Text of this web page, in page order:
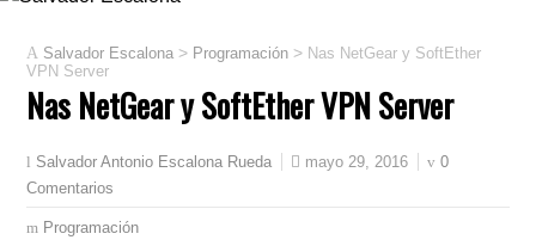
Salvador Escalona > Programación > Nas NetGear y SoftEther
VPN Server
Nas NetGear y SoftEther VPN Server
Salvador Antonio Escalona Rueda mayo 29, 2016
0
Comentarios
Programación